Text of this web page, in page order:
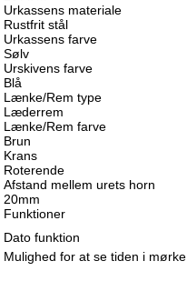
Urkassens materiale
Rustfrit stål
Urkassens farve
Sølv
Urskivens farve
Blå
Lænke/Rem type
Læderrem
Lænke/Rem farve
Brun
Krans
Roterende
Afstand mellem urets horn
20mm
Funktioner
Dato funktion
Mulighed for at se tiden i mørke